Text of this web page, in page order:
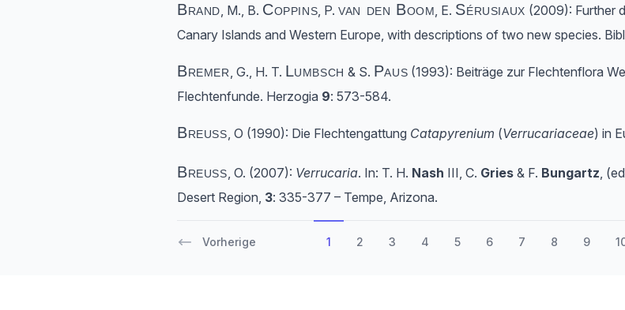
Brand, M., B. Coppins, P.van den Boom, E. Sérusiaux (2009): Further
Canary Islands and Western Europe, with descriptions of two new species.
Bremer, G., H. T. Lumbsch & S. Paus (1993): Beiträge zur Flechtenflora
Flechtenfunde. Herzogia 9: 573-584.
Breuss, O (1990): Die Flechtengattung Catapyrenium (Verrucariaceae) in
Breuss, O. (2007): Verrucaria. In: T. H. Nash III, C. Gries& F. Bungartz,
Desert Region, 3: 335-377 – Tempe, Arizona.
Vorherige 1 2 3 4 5 6 7 8 9